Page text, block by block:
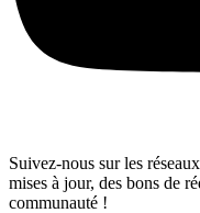
Suivez-nous sur les
mises à jour, des bons de
communauté !